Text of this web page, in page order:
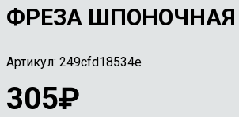
ФРЕЗА
Артикул: 249cfd18534e
305₽